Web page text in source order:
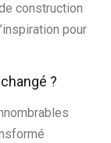
construction
pour
?